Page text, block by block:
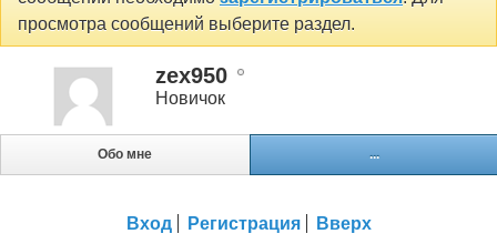
просмотра сообщений выберите раздел.
zex950
Новичок
Обо мне ...
Вход Регистрация Вверх